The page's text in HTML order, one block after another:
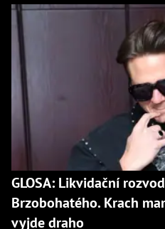
GLOSA: Likvidační
Brzobohatého. Krach
vyjde draho